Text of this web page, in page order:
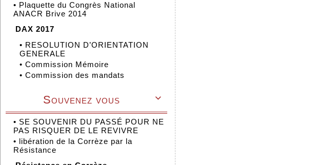
• Plaquette du Congrès National
ANACR Brive 2014
DAX 2017
• RESOLUTION D’ORIENTATION
GENERALE
• Commission Mémoire
• Commission des mandats

Souvenez vous
• SE SOUVENIR DU PASSÉ POUR NE
PAS RISQUER DE LE REVIVRE
• libération de la Corrèze par la
Résistance